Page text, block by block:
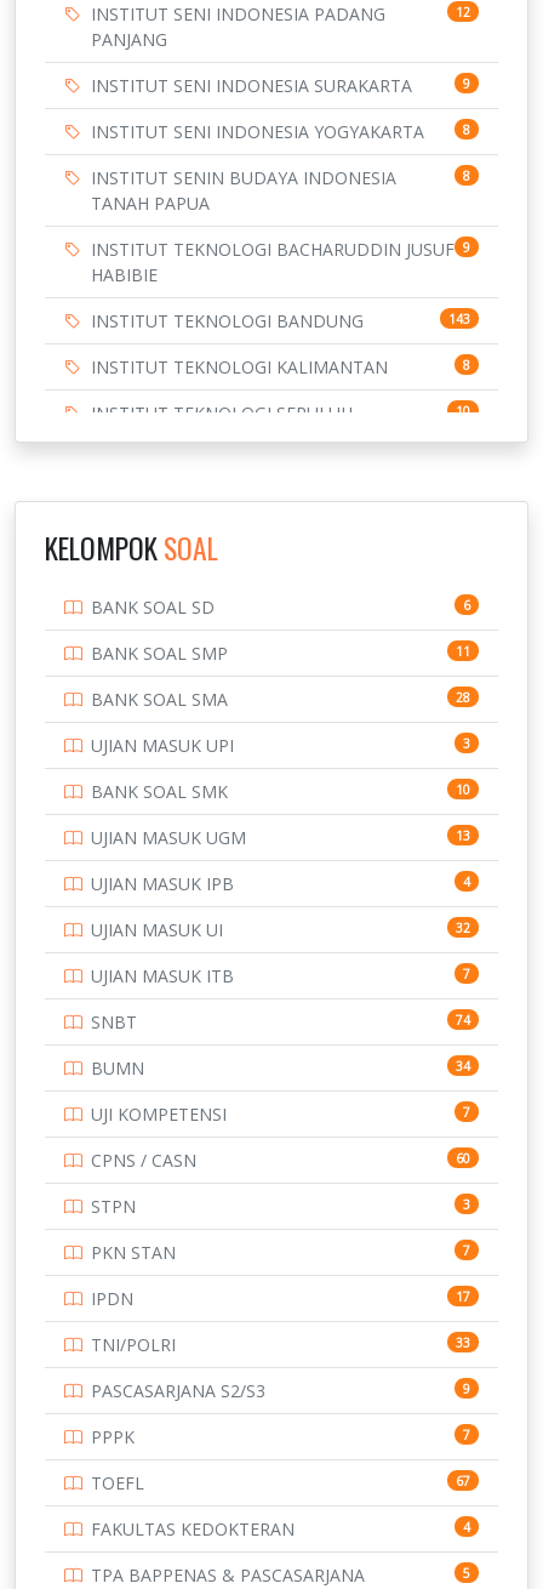
INSTITUT SENI INDONESIA PADANG
PANJANG
12
INSTITUT SENI INDONESIA SURAKARTA 9
INSTITUT SENI INDONESIA YOGYAKARTA 8
INSTITUT SENIN BUDAYA INDONESIA
TANAH PAPUA
8
INSTITUT TEKNOLOGI BACHARUDDIN JUSUF
HABIBIE
9
INSTITUT TEKNOLOGI BANDUNG 143
INSTITUT TEKNOLOGI KALIMANTAN 8
INSTITUT TEKNOLOGI SEPULUH
NOVEMBER
10
3
169
7
PTDI STTD 4
133
SMA 146
SMK 231
SMP 134
STIP 2
153
345
UNIVERSITAS AIRLANGGA 15
16
15
15
14
14
UNIVERSITAS CENDRAWASIH 14
15
219
11
KELOMPOKSOAL
BANK SOAL SD 6
BANK SOAL SMP 11
BANK SOAL SMA 28
UJIAN MASUK UPI 3
BANK SOAL SMK 10
UJIAN MASUK UGM 13
UJIAN MASUK IPB 4
UJIAN MASUK UI 32
UJIAN MASUK ITB 7
SNBT 74
BUMN 34
UJI KOMPETENSI 7
CPNS / CASN 60
STPN 3
PKN STAN 7
IPDN 17
TNI/POLRI 33
PASCASARJANA S2/S3 9
PPPK 7
TOEFL 67
FAKULTAS KEDOKTERAN 4
TPA BAPPENAS & PASCASARJANA 5